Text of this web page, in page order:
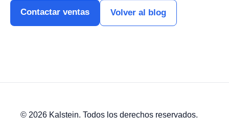
Contactar ventas Volver al blog
© 2026 Kalstein. Todos los derechos reservados.